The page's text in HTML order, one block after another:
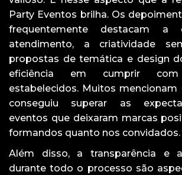
Party Eventos brilha. Os
frequentemente destacam a
atendimento, a criatividade
propostas de temática e design
eficiência em cumprir
estabelecidos. Muitos
conseguiu superar as
eventos que deixaram marcas
formandos quanto nos convidados.
Além disso, a transparência e
durante todo o processo são